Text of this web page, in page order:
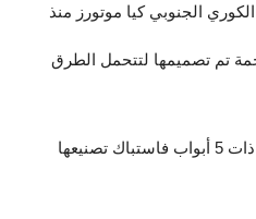
الجنوبي كيا موتورز منذ
تم تصميمها لتتحمل الطرق
كيا ستنغر Kia Stinger هي سيارة ذات 5 أبواب فاستباك تصنيعها